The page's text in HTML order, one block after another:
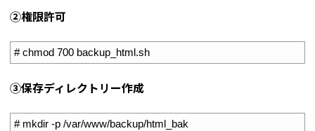
➁権限許可
# chmod 700 backup_html.sh
➂保存ディレクトリー作成
# mkdir -p /var/www/backup/html_bak